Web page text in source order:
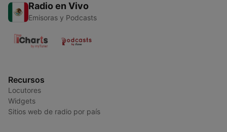
Radio en Vivo
Emisoras y Podcasts
Recursos
Locutores
Widgets
Sitios web de radio por país